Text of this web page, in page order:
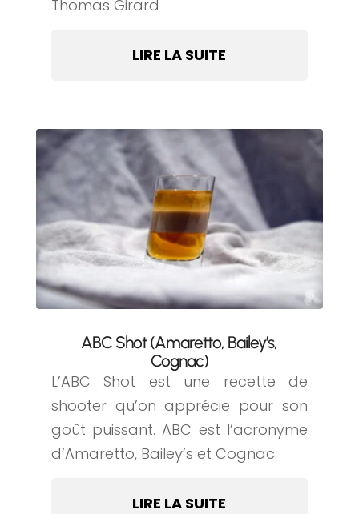
Thomas Girard
LIRE LA SUITE
ABC Shot (Amaretto, Bailey’s,
Cognac)
L’ABC Shot est une recette de
shooter qu’on apprécie pour son
goût puissant. ABC est l’acronyme
d’Amaretto, Bailey’s et Cognac.
LIRE LA SUITE